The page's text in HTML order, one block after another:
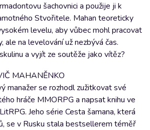
šachovnici a použije ji k
Stvořitele. Mahan teoreticky
levelu, aby vůbec mohl pracovat
ale na levelování už nezbývá čas.
a vyjít ze soutěže jako vítěz?
MAHANĚNKO
manažer se rozhodl zužitkovat své
hráče MMORPG a napsat knihu ve
Jeho série Cesta šamana, která
se v Rusku stala bestsellerem téměř